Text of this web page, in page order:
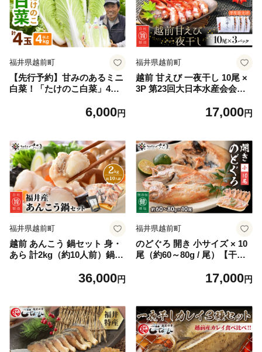
福井県越前町
【先行予約】甘みのあるミニ
白菜！「たけのこ白菜」4玉
【2026年10月下旬より順次発
菜 サラダ野菜 スープ 炒めも
のベジタブル ミニサイズはく
さい 調理しやすいヤサイ】
[e58-a004]
6,000円
福井県越前町
越前 甘えび 一夜干し 10尾 ×
3P 第23回大日本水産会会長
甘エビ 小分け 冷凍 詰め合わ
17,000円
福井県越前町
越前 あんこう 鍋セット 身・
あら 計2kg（約10人前）鍋用
海鮮 魚介 冷凍 小分け 簡単調
36,000円
福井県越前町
のどぐろ 開き 小サイズ × 10
尾（約60～80g / 尾）【干物
グロ あかむつ アカムツ 冷凍
17,000円